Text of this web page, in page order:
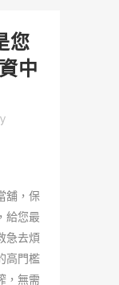
您
中
舖，保
給您最
急去煩
高門檻
，無需